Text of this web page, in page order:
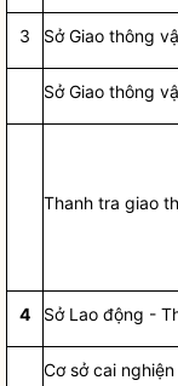
3 Sở Giao thông
Sở Giao thông
Thanh tra giao
4 Sở Lao động -
Cơ sở cai